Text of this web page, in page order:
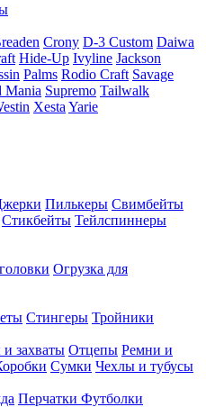
Crony D-3 Custom Daiwa
Hide-Up Ivyline Jackson
Palms Rodio Craft Savage
Mania Supremo Tailwalk
Xesta Yarie
Пилькеры Свимбейты
Стикбейты Тейлспиннеры
Огрузка для
Стингеры Тройники
захваты Отцепы Ремни и
Сумки Чехлы и тубусы
Перчатки Футболки